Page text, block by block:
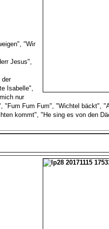
"Wir
Jesus",
der
Isabelle",
nur
"Fum Fum Fum", "Wichtel bäckt",
kommt", "He sing es von den